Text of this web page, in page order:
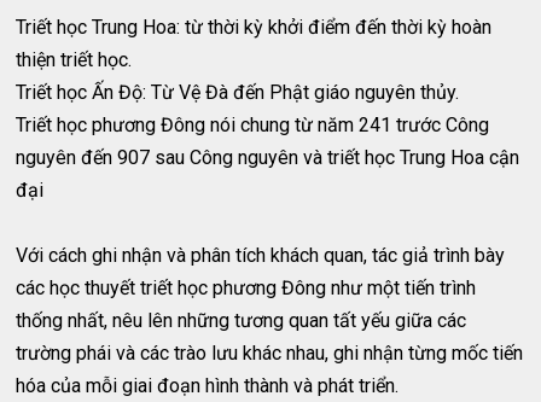
Triết học Trung Hoa: từ thời kỳ khởi điểm đến thời kỳ hoàn
thiện triết học.
Triết học Ấn Độ: Từ Vệ Đà đến Phật giáo nguyên thủy.
Triết học phương Đông nói chung từ năm 241 trước Công
nguyên đến 907 sau Công nguyên và triết học Trung Hoa cận
đại
Với cách ghi nhận và phân tích khách quan, tác giả trình bày
các học thuyết triết học phương Đông như một tiến trình
thống nhất, nêu lên những tương quan tất yếu giữa các
trường phái và các trào lưu khác nhau, ghi nhận từng mốc tiến
hóa của mỗi giai đoạn hình thành và phát triển.